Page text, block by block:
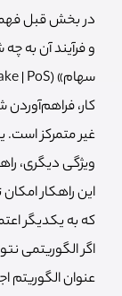
در بخش قبل
و فرآیند آن به
کار، فراهم‌آوردن
غیر متمرکز است.
ویژگی دیگری،
این راهکار امکان
که به یکدیگر
اگر الگوریتمی
عنوان الگوریتم